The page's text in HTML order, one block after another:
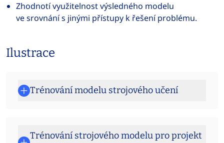
Zhodnotí využitelnost výsledného modelu
ve srovnání s jinými přístupy k řešení problému.
Ilustrace
Trénování modelu strojového učení
Trénování strojového modelu pro projekt